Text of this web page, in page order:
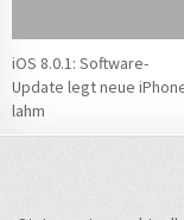
iOS 8.0.1: Software-
Update legt neue
lahm